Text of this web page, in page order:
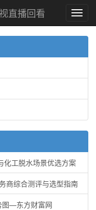
直播回看
化工脱水场景优选方案
商综合测评与选型指南
图—东方财富网